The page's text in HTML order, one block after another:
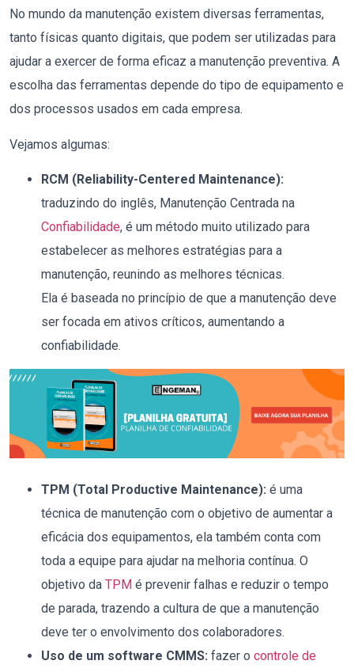
No mundo da manutenção existem diversas ferramentas,
tanto físicas quanto digitais, que podem ser utilizadas para
ajudar a exercer de forma eficaz a manutenção preventiva. A
escolha das ferramentas depende do tipo de equipamento e
dos processos usados em cada empresa.
Vejamos algumas:
RCM (Reliability-Centered Maintenance):
traduzindo do inglês, Manutenção Centrada na
Confiabilidade, é um método muito utilizado para
estabelecer as melhores estratégias para a
manutenção, reunindo as melhores técnicas.
Ela é baseada no princípio de que a manutenção deve
ser focada em ativos críticos, aumentando a
confiabilidade.
TPM (Total Productive Maintenance): é uma
técnica de manutenção com o objetivo de aumentar a
eficácia dos equipamentos, ela também conta com
toda a equipe para ajudar na melhoria contínua. O
objetivo da TPM é prevenir falhas e reduzir o tempo
de parada, trazendo a cultura de que a manutenção
deve ter o envolvimento dos colaboradores.
Uso de um software CMMS: fazer o controle de